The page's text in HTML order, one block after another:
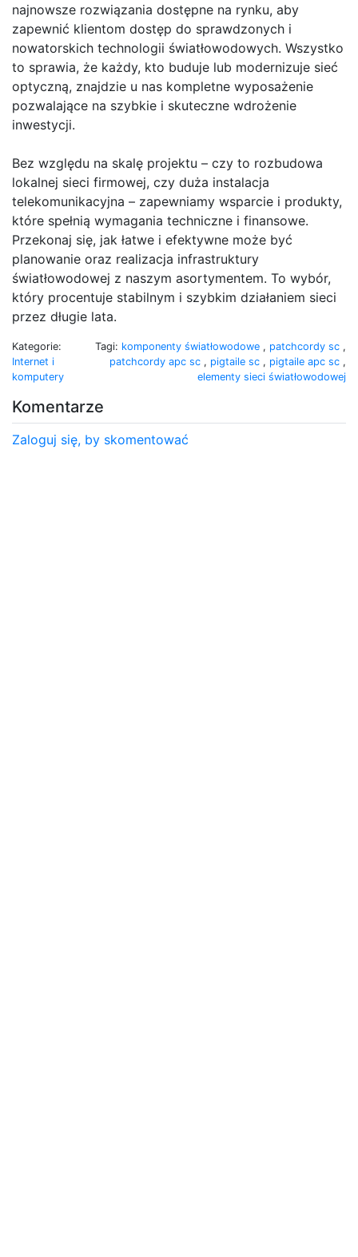
najnowsze rozwiązania dostępne na rynku, aby
zapewnić klientom dostęp do sprawdzonych i
nowatorskich technologii światłowodowych. Wszystko
to sprawia, że każdy, kto buduje lub modernizuje sieć
optyczną, znajdzie u nas kompletne wyposażenie
pozwalające na szybkie i skuteczne wdrożenie
inwestycji.
Bez względu na skalę projektu – czy to rozbudowa
lokalnej sieci firmowej, czy duża instalacja
telekomunikacyjna – zapewniamy wsparcie i produkty,
które spełnią wymagania techniczne i finansowe.
Przekonaj się, jak łatwe i efektywne może być
planowanie oraz realizacja infrastruktury
światłowodowej z naszym asortymentem. To wybór,
który procentuje stabilnym i szybkim działaniem sieci
przez długie lata.
Kategorie:
Internet i
komputery
Tagi: komponenty światłowodowe , patchcordy sc ,
patchcordy apc sc , pigtaile sc , pigtaile apc sc ,
elementy sieci światłowodowej
Komentarze
Zaloguj się, by skomentować